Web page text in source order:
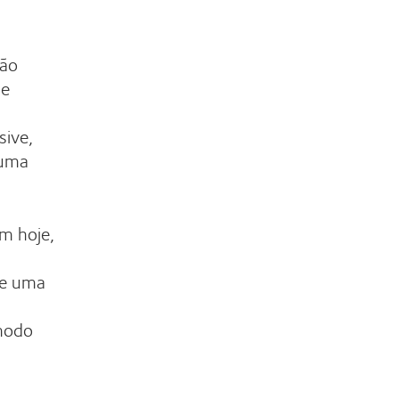
hoje,
uma